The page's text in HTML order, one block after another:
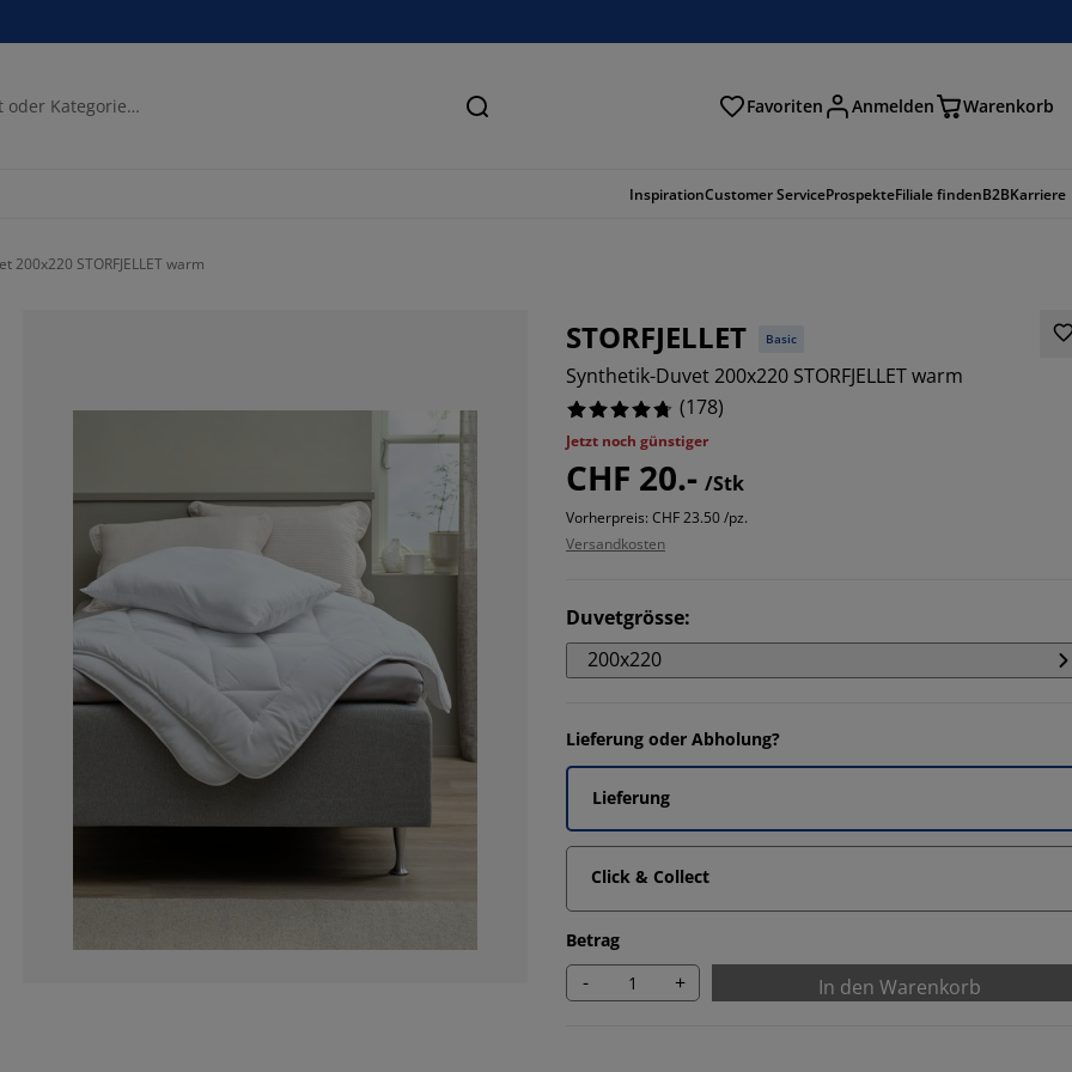
Suchen Favoriten Anmelden Warenkorb
InspirationCustomer ServiceProspekteFiliale findenB2BKarriere
200x220 STORFJELLET warm
STORFJELLET Basic
Synthetik-Duvet 200x220 STORFJELLET warm
(178)
Jetzt noch günstiger
CHF 20.- /Stk
Vorherpreis: CHF 23.50 /pz.
Versandkosten
Duvetgrösse:
200x220
Lieferung oder Abholung?
Lieferung
Click & Collect
Betrag
- + In den Warenkorb
85.39325842696628%
8.426966292134832%
1.1235955056179776%
2.247191011235955%